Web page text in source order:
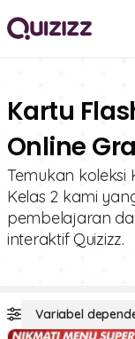
Kartu
Online
Temukan koleksi
Kelas 2 kami
pembelajaran
interaktif Quizizz.
Variabel